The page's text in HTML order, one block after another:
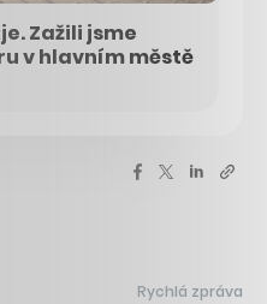
Zažili jsme
v hlavním městě
Rychlá zpráva